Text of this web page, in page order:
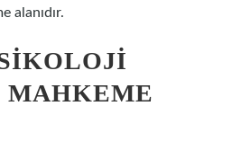
alanıdır.
MAHKEME